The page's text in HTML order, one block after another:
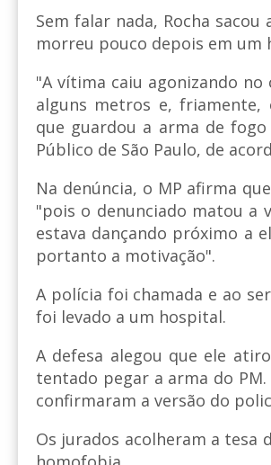
Sem falar nada, Rocha
morreu pouco depois em
"A vítima caiu agonizando
alguns metros e, friamente,
que guardou a arma de
Público de São Paulo, de
Na denúncia, o MP afirma
"pois o denunciado matou a
estava dançando próximo a
portanto a motivação".
A polícia foi chamada e ao
foi levado a um hospital.
A defesa alegou que ele
tentado pegar a arma do
confirmaram a versão do
Os jurados acolheram a tesa